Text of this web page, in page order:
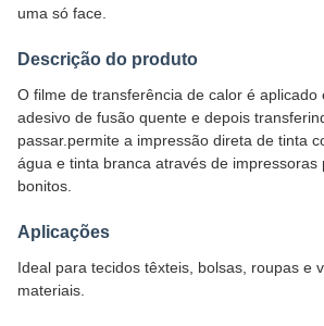
uma só face.
Descrição do produto
O filme de transferência de calor é aplicado
adesivo de fusão quente e depois
passar.permite a impressão direta de tinta
água e tinta branca através de impressoras
bonitos.
Aplicações
Ideal para tecidos têxteis, bolsas, roupas e
materiais.